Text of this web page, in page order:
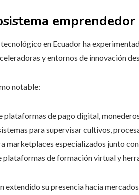
emprendedor
en Ecuador ha
y entornos de innovación
notable:
plataformas de pago digital,
para supervisar cultivos,
marketplaces especializados junto
plataformas de formación virtual y
extendido su presencia hacia